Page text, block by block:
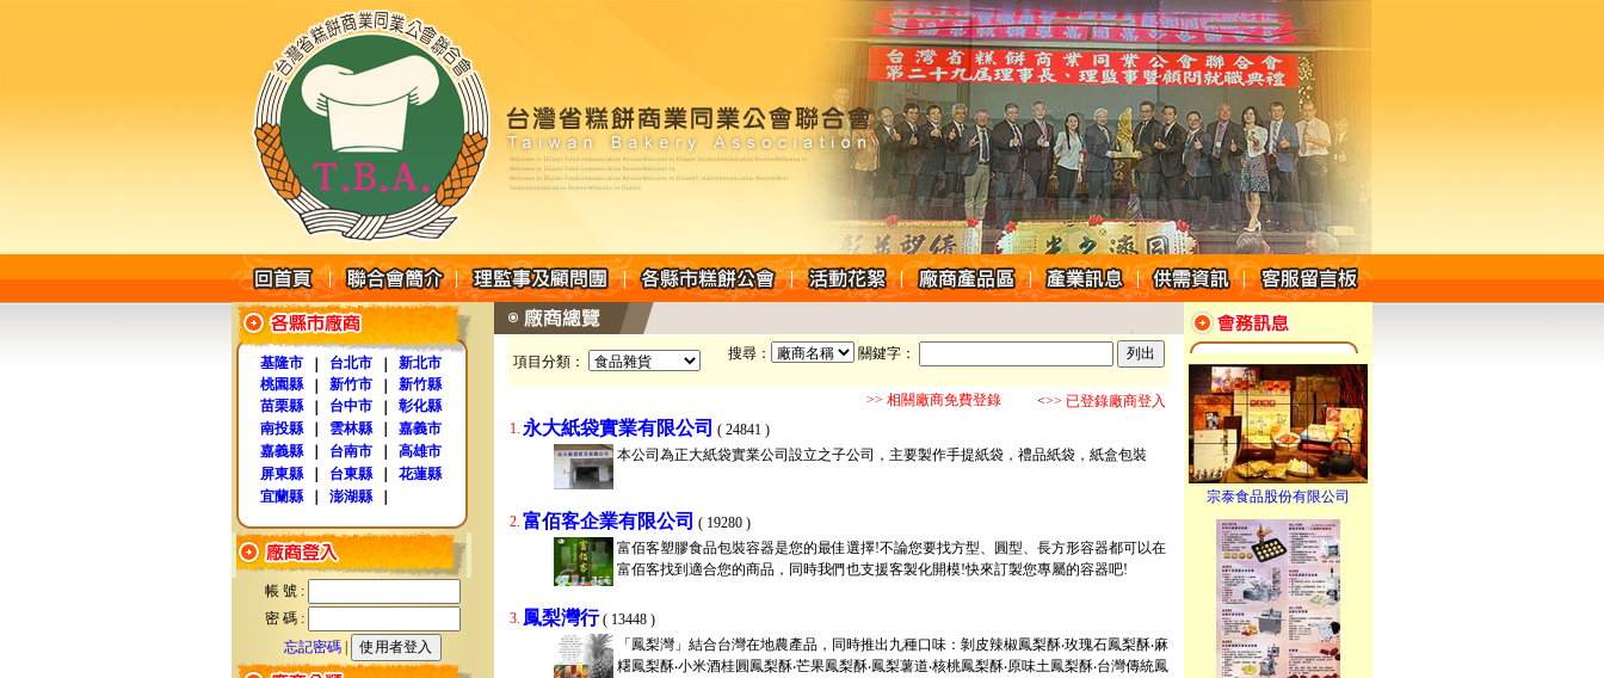
基隆市 台北市
新北市
桃園縣
新竹市
新竹縣
苗栗縣
台中市
彰化縣
南投縣
雲林縣
嘉義市
嘉義縣
台南市
高雄市
屏東縣
台東縣
花蓮縣
宜蘭縣
澎湖縣
帳 號 :
密 碼 :
忘記密碼
項目分類： 搜尋： 關鍵字：
>> 相關廠商免費登錄 <>> 已登錄廠商登入
1. 永大紙袋實業有限公司 ( 24841 )
本公司為正大紙袋實業公司設立之子公司，主要製作手提紙袋，禮品紙袋，紙盒包裝
2. 富佰客企業有限公司 ( 19280 )
富佰客塑膠食品包裝容器是您的最佳選擇!不論您要找方型、圓型、長方形容器都可以在
富佰客找到適合您的商品，同時我們也支援客製化開模!快來訂製您專屬的容器吧!
3. 鳳梨灣行( 13448 )
「鳳梨灣」結合台灣在地農產品，同時推出九種口味：剝皮辣椒鳳梨酥‧玫瑰石鳳梨酥‧麻
糬鳳梨酥‧小米酒桂圓鳳梨酥‧芒果鳳梨酥‧鳳梨薯道‧核桃鳳梨酥‧原味土鳳梨酥‧台灣傳統鳳
宗泰食品股份有限公司